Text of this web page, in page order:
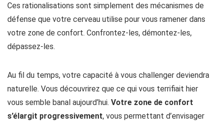
Ces rationalisations sont simplement des mécanismes de
défense que votre cerveau utilise pour vous ramener dans
votre zone de confort. Confrontez-les, démontez-les,
dépassez-les.
Au fil du temps, votre capacité à vous challenger deviendra
naturelle. Vous découvrirez que ce qui vous terrifiait hier
vous semble banal aujourd’hui. Votre zone de confort
s’élargit progressivement, vous permettant d’envisager